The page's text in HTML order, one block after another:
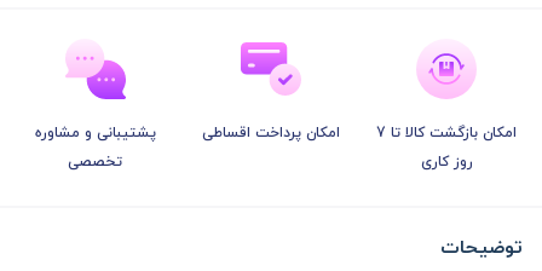
امکان بازگشت کالا تا 7
روز کاری
امکان پرداخت اقساطی
پشتیبانی و مشاوره
تخصصی
توضیحات